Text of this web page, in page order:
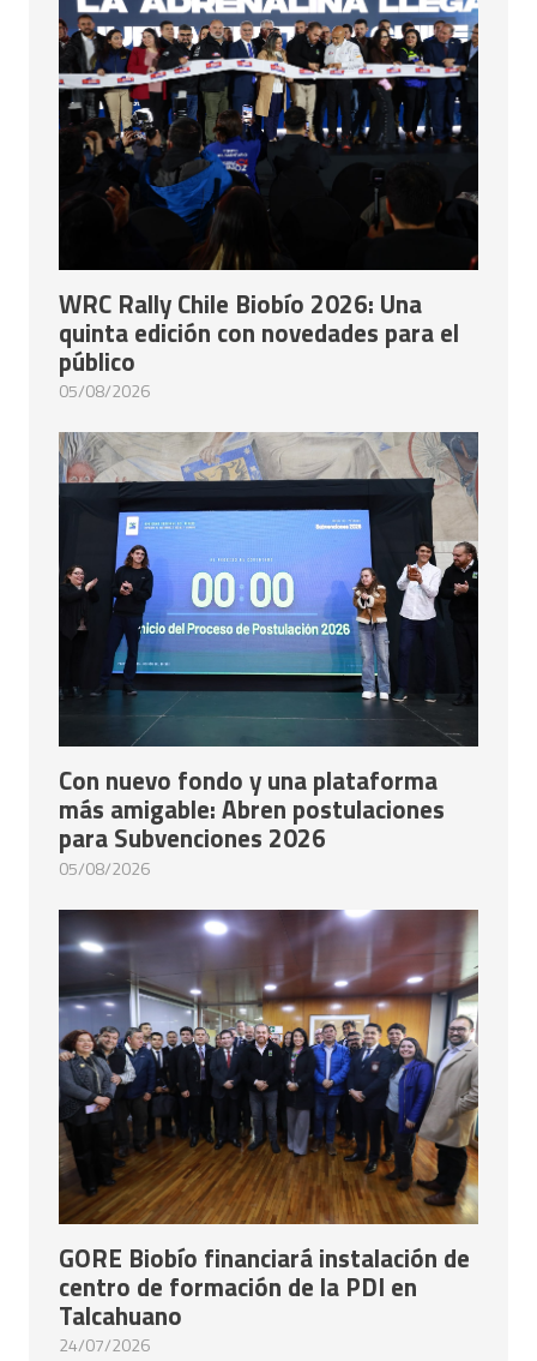
WRC Rally Chile Biobío 2026: Una
quinta edición con novedades para el
público
05/08/2026
Con nuevo fondo y una plataforma
más amigable: Abren postulaciones
para Subvenciones 2026
05/08/2026
GORE Biobío financiará instalación de
centro de formación de la PDI en
Talcahuano
24/07/2026